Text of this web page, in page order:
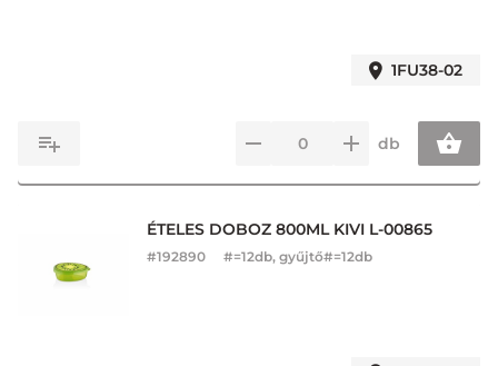
1FU38-02
db
ÉTELES DOBOZ 800ML KIVI L-00865
#192890 #=12db, gyűjtő#=12db